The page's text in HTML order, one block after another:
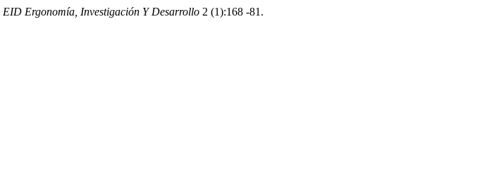
EID Ergonomía, Investigación Y Desarrollo 2 (1):168 -81.